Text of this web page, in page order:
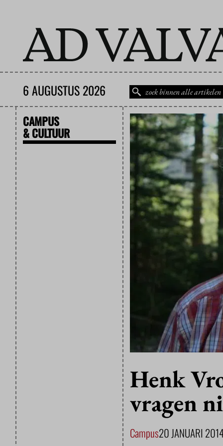
6 AUGUSTUS 2026
CAMPUS
& CULTUUR
Henk
vragen
Campus20 JANUARI